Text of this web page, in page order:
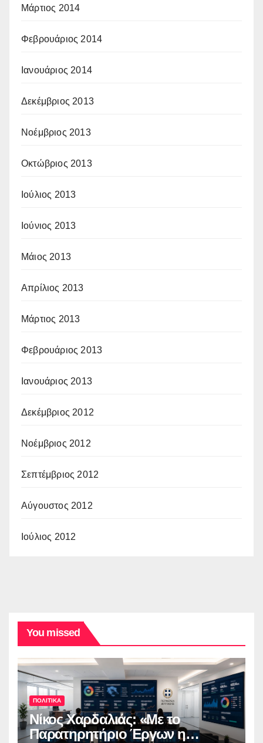
Μάρτιος 2014
Φεβρουάριος 2014
Ιανουάριος 2014
Δεκέμβριος 2013
Νοέμβριος 2013
Οκτώβριος 2013
Ιούλιος 2013
Ιούνιος 2013
Μάιος 2013
Απρίλιος 2013
Μάρτιος 2013
Φεβρουάριος 2013
Ιανουάριος 2013
Δεκέμβριος 2012
Νοέμβριος 2012
Σεπτέμβριος 2012
Αύγουστος 2012
Ιούλιος 2012
You missed
ΠΟΛΙΤΙΚΑ
Νίκος Χαρδαλιάς: «Με το
Παρατηρητήριο Έργων η